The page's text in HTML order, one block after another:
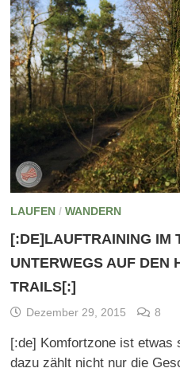
LAUFEN/ WANDERN
[:DE]LAUFTRAINING IM
UNTERWEGS AUF DEN
TRAILS[:]
Dezember 29, 2015 8
[:de] Komfortzone ist etwas
dazu zählt nicht nur die